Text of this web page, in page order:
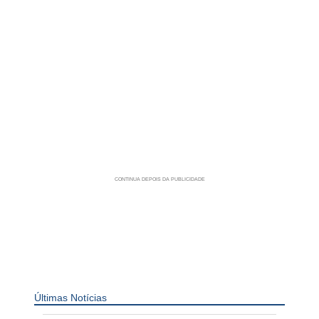
Últimas Notícias